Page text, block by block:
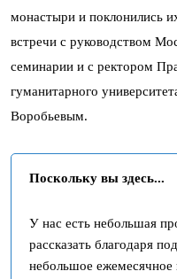
монастыри и поклонились
встречи с руководством
семинарии и с ректором
гуманитарного
Воробьевым.
Поскольку вы здесь...
У нас есть небольшая
рассказать благодаря
небольшое ежемесячное